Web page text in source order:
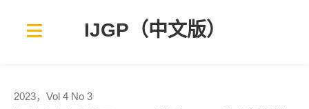
content
IJGP（中文版）
2023，Vol 4 No 3